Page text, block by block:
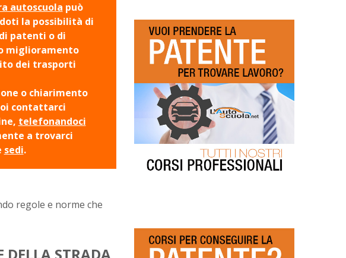
autoscuola può
la possibilità di
patenti o di
miglioramento
dei trasporti
o chiarimento
contattarci
telefonandoci
a trovarci
sedi.
regole e norme che